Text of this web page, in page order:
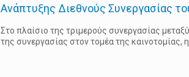
Ανάπτυξης Διεθνούς Συνεργασίας
Στο πλαίσιο της τριμερούς συνεργασίας
της συνεργασίας στον τομέα της καινοτομίας,